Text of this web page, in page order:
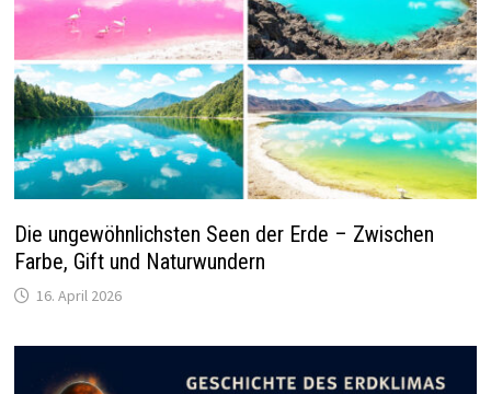
Die ungewöhnlichsten Seen der Erde – Zwischen
Farbe, Gift und Naturwundern
16. April 2026